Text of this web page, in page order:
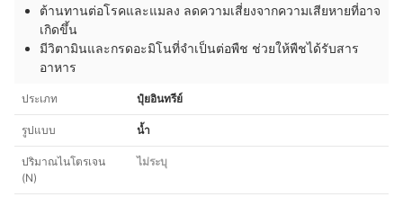
ต้านทานต่อโรคและแมลง ลดความเสี่ยงจากความเสียหายที่อาจ
เกิดขึ้น
มีวิตามินและกรดอะมิโนที่จำเป็นต่อพืช ช่วยให้พืชได้รับสาร
อาหาร
ประเภท ปุ๋ยอินทรีย์
รูปแบบ น้ำ
ปริมาณไนโตรเจน
(N)
ไม่ระบุ